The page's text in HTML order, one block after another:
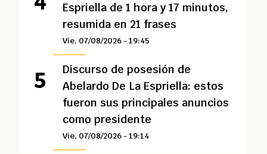
Espriella de 1 hora y 17 minutos,
resumida en 21 frases
Vie, 07/08/2026 - 19:45
Discurso de posesión de
Abelardo De La Espriella: estos
fueron sus principales anuncios
como presidente
Vie, 07/08/2026 - 19:14